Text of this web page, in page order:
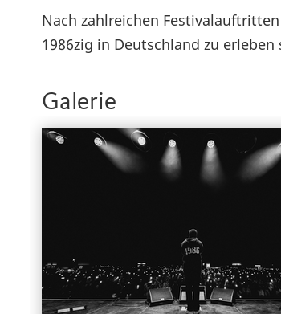
Nach zahlreichen
1986zig in Deutschland zu
Galerie